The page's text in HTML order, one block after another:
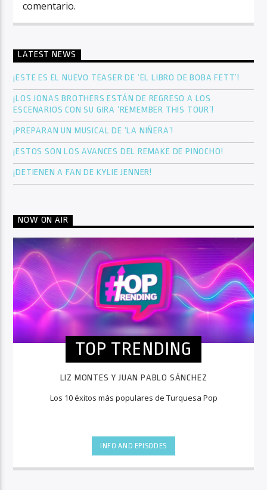
comentario.
LATEST NEWS
¡ESTE ES EL NUEVO TEASER DE ‘EL LIBRO DE BOBA FETT’!
¡LOS JONAS BROTHERS ESTÁN DE REGRESO A LOS
ESCENARIOS CON SU GIRA ‘REMEMBER THIS TOUR’!
¡PREPARAN UN MUSICAL DE ‘LA NIÑERA’!
¡ESTOS SON LOS AVANCES DEL REMAKE DE PINOCHO!
¡DETIENEN A FAN DE KYLIE JENNER!
NOW ON AIR
TOP TRENDING
LIZ MONTES Y JUAN PABLO SÁNCHEZ
Los 10 éxitos más populares de Turquesa Pop
INFO AND EPISODES